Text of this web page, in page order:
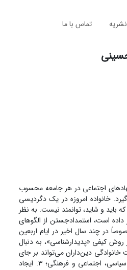
تماس با ما
اجتماعی در هر جامعه محسوب
خانواده امروزه در یک دگردیسی
باید و شاید، توانمند نیست. به نظر
داده است، استمدادجستن از الگوهای
در چند سال اخیر در ایام اربعین
روش کیفی «پدیدارشناسی»، به دنبال
دین‌داران می‌‌تواند بر جای
بگذارد؟». یافته‌های این پژوهش به تأثیرات پنج‌گانۀ 1. عقلانیت تمدن‌ساز؛ 2. ظرفیت کارآمدی قابل‌توجه در عرصه‌های اقتصادی، سیاسی، اجتماعی و فرهنگی؛ 3. ایجاد